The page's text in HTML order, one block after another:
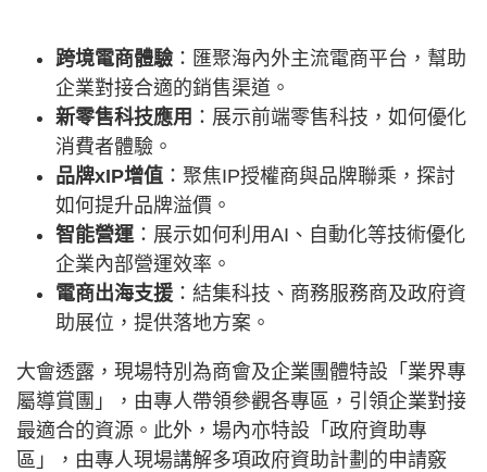
跨境電商體驗 ：匯聚海內外主流電商平台，幫助
企業對接合適的銷售渠道。
新零售科技應用 ：展示前端零售科技，如何優化
消費者體驗。
品牌xIP增值 ：聚焦IP授權商與品牌聯乘，探討
如何提升品牌溢價。
智能營運：展示如何利用AI、自動化等技術優化
企業內部營運效率。
電商出海支援 ：結集科技、商務服務商及政府資
助展位，提供落地方案。
大會透露，現場特別為商會及企業團體特設「業界專
屬導賞團」，由專人帶領參觀各專區，引領企業對接
最適合的資源。此外，場內亦特設「政府資助專
區」，由專人現場講解多項政府資助計劃的申請竅